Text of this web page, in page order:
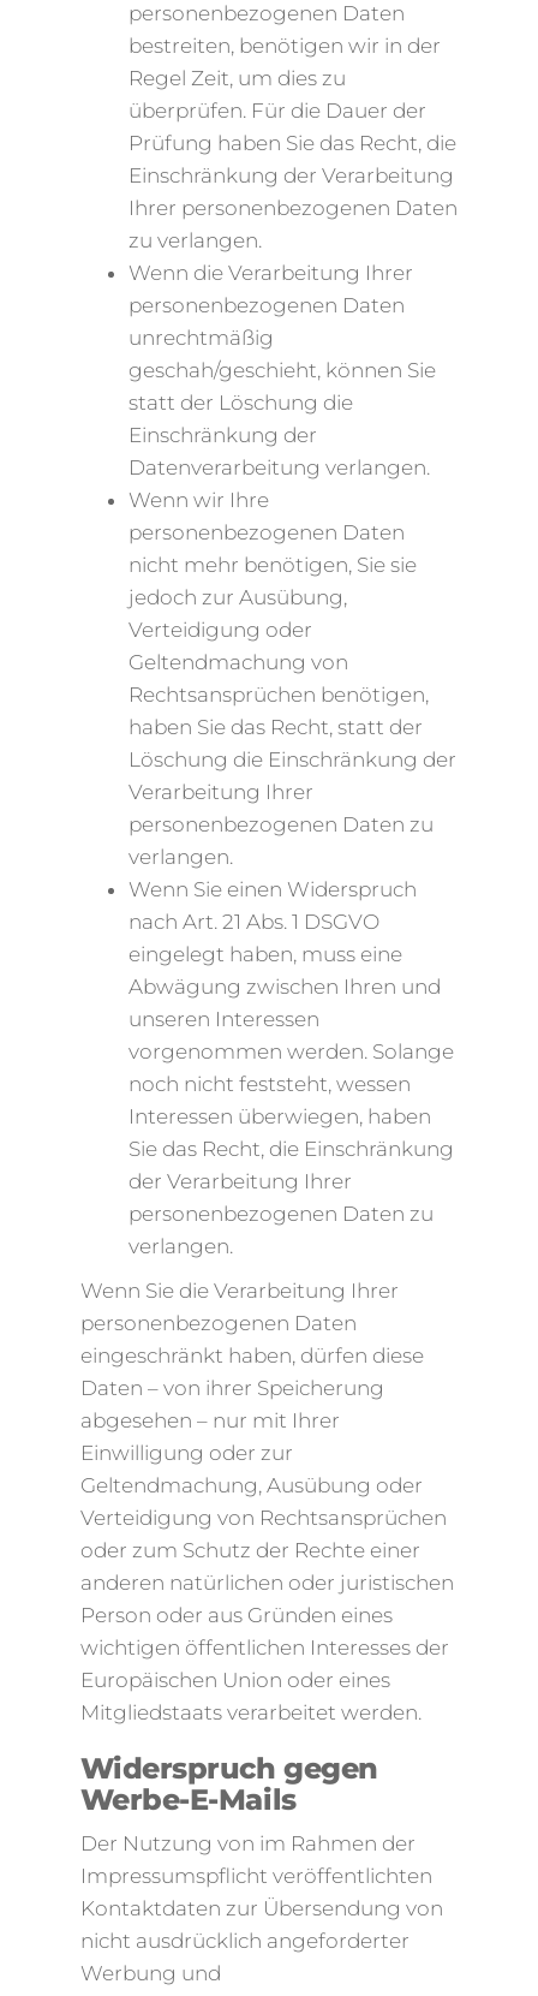
personenbezogenen Daten
bestreiten, benötigen wir in der
Regel Zeit, um dies zu
überprüfen. Für die Dauer der
Prüfung haben Sie das Recht, die
Einschränkung der Verarbeitung
Ihrer personenbezogenen Daten
zu verlangen.
Wenn die Verarbeitung Ihrer
personenbezogenen Daten
unrechtmäßig
geschah/geschieht, können Sie
statt der Löschung die
Einschränkung der
Datenverarbeitung verlangen.
Wenn wir Ihre
personenbezogenen Daten
nicht mehr benötigen, Sie sie
jedoch zur Ausübung,
Verteidigung oder
Geltendmachung von
Rechtsansprüchen benötigen,
haben Sie das Recht, statt der
Löschung die Einschränkung der
Verarbeitung Ihrer
personenbezogenen Daten zu
verlangen.
Wenn Sie einen Widerspruch
nach Art. 21 Abs. 1 DSGVO
eingelegt haben, muss eine
Abwägung zwischen Ihren und
unseren Interessen
vorgenommen werden. Solange
noch nicht feststeht, wessen
Interessen überwiegen, haben
Sie das Recht, die Einschränkung
der Verarbeitung Ihrer
personenbezogenen Daten zu
verlangen.
Wenn Sie die Verarbeitung Ihrer
personenbezogenen Daten
eingeschränkt haben, dürfen diese
Daten – von ihrer Speicherung
abgesehen – nur mit Ihrer
Einwilligung oder zur
Geltendmachung, Ausübung oder
Verteidigung von Rechtsansprüchen
oder zum Schutz der Rechte einer
anderen natürlichen oder juristischen
Person oder aus Gründen eines
wichtigen öffentlichen Interesses der
Europäischen Union oder eines
Mitgliedstaats verarbeitet werden.
Widerspruch gegen
Werbe-E-Mails
Der Nutzung von im Rahmen der
Impressumspflicht veröffentlichten
Kontaktdaten zur Übersendung von
nicht ausdrücklich angeforderter
Werbung und